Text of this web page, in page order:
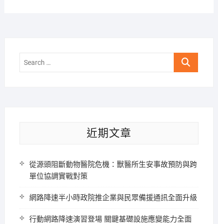
Search
近期文章
從源頭阻斷動物醫院危機：獸醫所生安事故預防與跨
單位協調實戰對策
網路降速半小時政院推企業與民眾備援通訊全面升級
行動網路降速演習登場 關鍵基礎設施應變能力全面